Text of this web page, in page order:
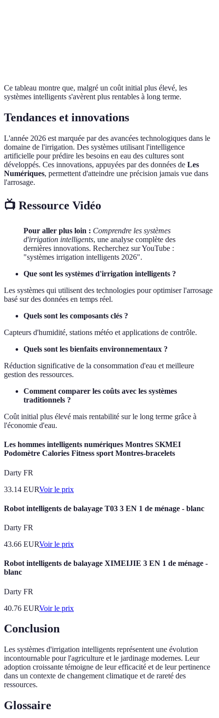
Ce tableau montre que, malgré un coût initial plus élevé, les
systèmes intelligents s'avèrent plus rentables à long terme.
Tendances et innovations
L'année 2026 est marquée par des avancées technologiques dans le
domaine de l'irrigation. Des systèmes utilisant l'intelligence
artificielle pour prédire les besoins en eau des cultures sont
développés. Ces innovations, appuyées par des données de Les
Numériques, permettent d'atteindre une précision jamais vue dans
l'arrosage.
📺 Ressource Vidéo
Pour aller plus loin : Comprendre les systèmes
d'irrigation intelligents, une analyse complète des
dernières innovations. Recherchez sur YouTube :
"systèmes irrigation intelligents 2026".
Que sont les systèmes d'irrigation intelligents ?
Les systèmes qui utilisent des technologies pour optimiser l'arrosage
basé sur des données en temps réel.
Quels sont les composants clés ?
Capteurs d'humidité, stations météo et applications de contrôle.
Quels sont les bienfaits environnementaux ?
Réduction significative de la consommation d'eau et meilleure
gestion des ressources.
Comment comparer les coûts avec les systèmes
traditionnels ?
Coût initial plus élevé mais rentabilité sur le long terme grâce à
l'économie d'eau.
Les hommes intelligents numériques Montres SKMEI
Podomètre Calories Fitness sport Montres-bracelets
Darty FR
33.14 EURVoir le prix
Robot intelligents de balayage T03 3 EN 1 de ménage - blanc
Darty FR
43.66 EURVoir le prix
Robot intelligents de balayage XIMEIJIE 3 EN 1 de ménage -
blanc
Darty FR
40.76 EURVoir le prix
Conclusion
Les systèmes d'irrigation intelligents représentent une évolution
incontournable pour l'agriculture et le jardinage modernes. Leur
adoption croissante témoigne de leur efficacité et de leur pertinence
dans un contexte de changement climatique et de rareté des
ressources.
Glossaire